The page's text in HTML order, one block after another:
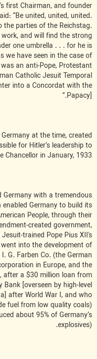
first Chairman, and founder
“Be united, united, united.
the parties of the Reichstag.
and will find the strong
one umbrella . . . for he is
we have seen in the case of
an anti-Pope, Protestant
Catholic Jesuit Temporal
into a Concordat with the
Papacy].”
at the time, created
for Hitler’s leadership to
Chancellor in January, 1933.
Germany with a tremendous
Germany to build its
People, through their
created government,
trained Pope Pius XII's
into the development of
G. Farben Co. (the German
in Europe, and the
after a $30 million loan from
Bank [overseen by high-level
after World War I, and who
fuel from low quality coals)
about 95% of Germany’s
explosives).